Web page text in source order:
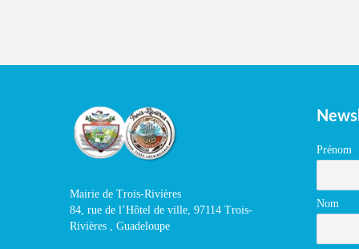
Mairie de Trois-Rivières
84, rue de l’Hôtel de ville, 97114 Trois-
Rivières , Guadeloupe
Prénom
Nom